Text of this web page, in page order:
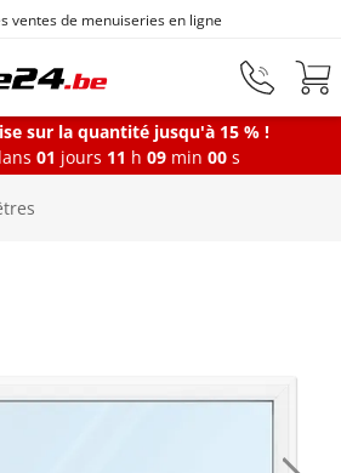
au contenu principal
ventes de menuiseries en ligne
sur la quantité jusqu'à 15 % !
01 jours 11 h 09 min 00 s